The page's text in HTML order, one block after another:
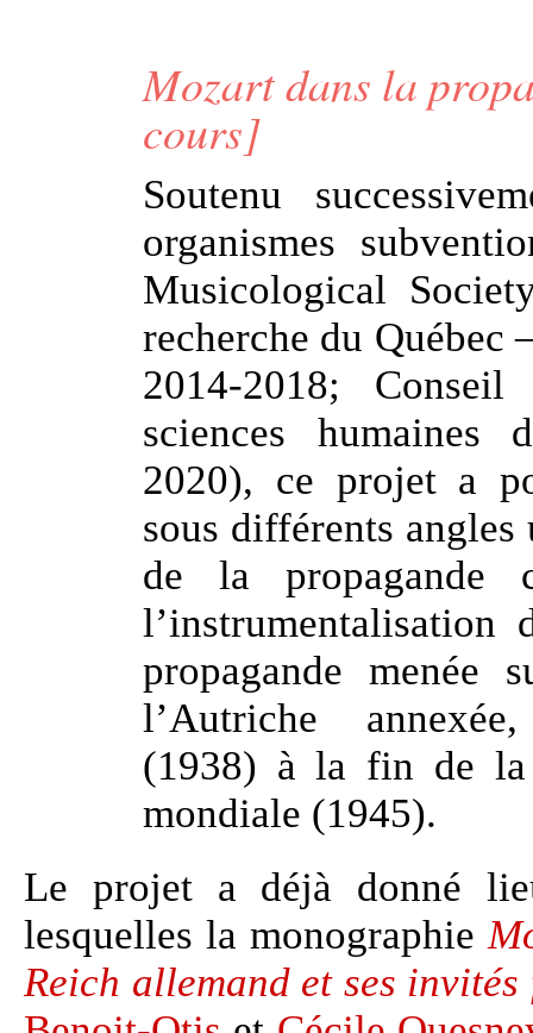
Mozart dans la
cours]
Soutenu
organismes
Musicological
recherche du Québec
2014-2018;
sciences humaines
2020), ce projet a
sous différents angles
de la propagande
propagande menée
l’Autriche
(1938) à la fin de la
mondiale (1945).
Le projet a déjà donné
lesquelles la monographie
Reich allemand et ses